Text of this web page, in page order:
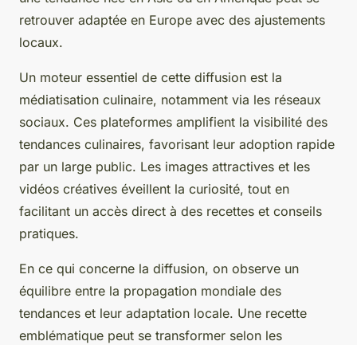
retrouver adaptée en Europe avec des ajustements
locaux.
Un moteur essentiel de cette diffusion est la
médiatisation culinaire, notamment via les réseaux
sociaux. Ces plateformes amplifient la visibilité des
tendances culinaires, favorisant leur adoption rapide
par un large public. Les images attractives et les
vidéos créatives éveillent la curiosité, tout en
facilitant un accès direct à des recettes et conseils
pratiques.
En ce qui concerne la diffusion, on observe un
équilibre entre la propagation mondiale des
tendances et leur adaptation locale. Une recette
emblématique peut se transformer selon les